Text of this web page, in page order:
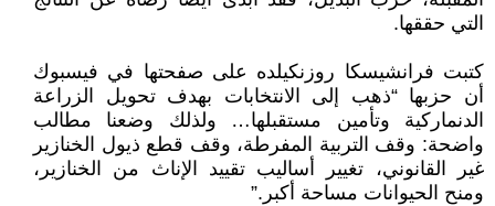
التي حققها.
كتبت فرانشيسكا روزنكيلده على صفحتها في فيسبوك
أن حزبها “ذهب إلى الانتخابات بهدف تحويل الزراعة
الدنماركية وتأمين مستقبلها… ولذلك وضعنا مطالب
واضحة: وقف التربية المفرطة، وقف قطع ذيول الخنازير
غير القانوني، تغيير أساليب تقييد الإناث من الخنازير،
ومنح الحيوانات مساحة أكبر.”